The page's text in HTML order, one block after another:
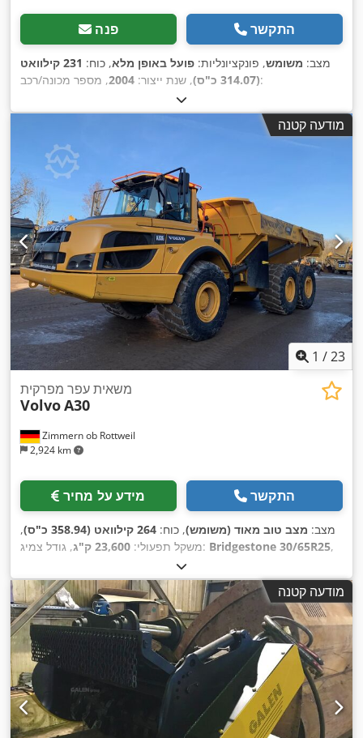
פנה התקשר
מצב: משומש, פונקציונליות: פועל באופן מלא, כוח:
231 קילוואט
(314.07 כ"ס)
, שנת ייצור: 2004
, מספר מכונה/רכב:
מודעה קטנה
1 /23
Zimmern ob Rottweil
2,924 km
משאית עפר מפרקית
VolvoA30
מידע על מחיר התקשר
מצב: מצב טוב מאוד (משומש), כוח: 264 קילוואט (358.94 כ"ס)
,
משקל תפעולי: 23,600 ק"ג , גודל צמיג: Bridgestone 30/65R25,
, שנת ייצור:
ציוד:מיזוג אוויר ,
מודעה קטנה